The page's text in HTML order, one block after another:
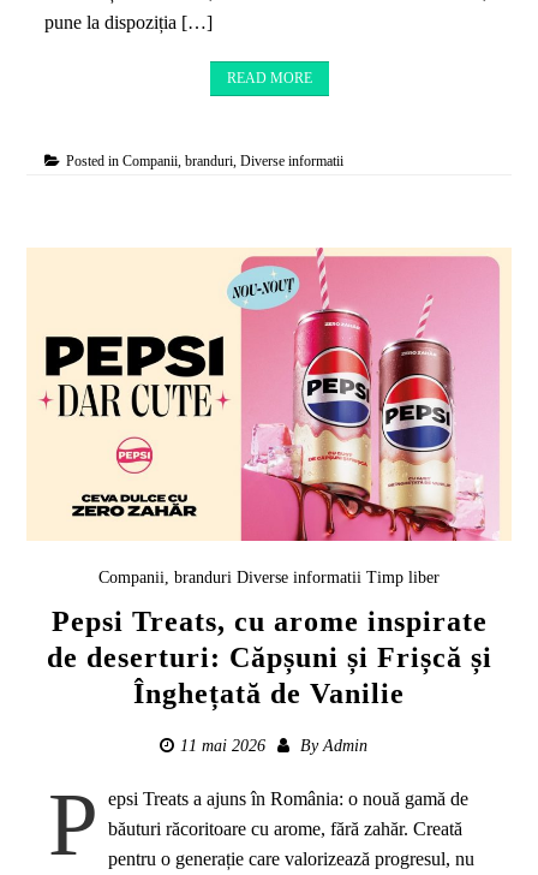
pune la dispoziția […]
READ MORE
Posted inCompanii, branduri,Diverse informatii
Companii, branduri Diverse informatii Timp liber
Pepsi Treats, cu arome inspirate
de deserturi: Căpșuni și Frișcă și
Înghețată de Vanilie
11 mai 2026 By Admin
P
epsi Treats a ajuns în România: o nouă gamă de
băuturi răcoritoare cu arome, fără zahăr. Creată
pentru o generație care valorizează progresul, nu